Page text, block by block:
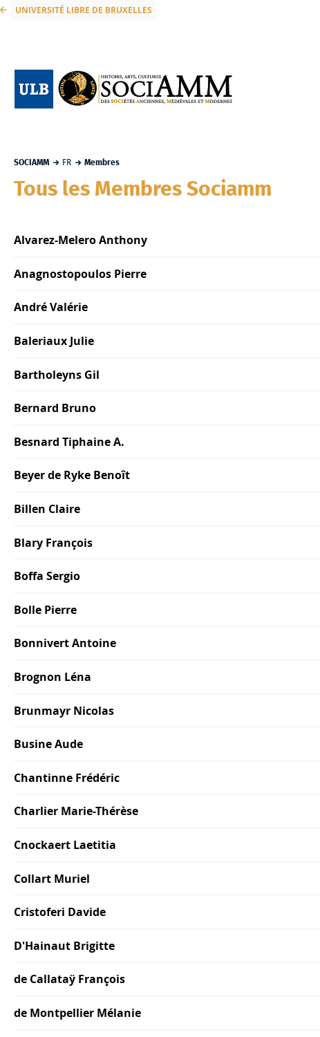
UNIVERSITÉ LIBRE DE BRUXELLES
SOCIAMM FR Membres
Tous les Membres Sociamm
Alvarez-Melero Anthony
Anagnostopoulos Pierre
André Valérie
Baleriaux Julie
Bartholeyns Gil
Bernard Bruno
Besnard Tiphaine A.
Beyer de Ryke Benoît
Billen Claire
Blary François
Boffa Sergio
Bolle Pierre
Bonnivert Antoine
Brognon Léna
Brunmayr Nicolas
Busine Aude
Chantinne Frédéric
Charlier Marie-Thérèse
Cnockaert Laetitia
Collart Muriel
Cristoferi Davide
D'Hainaut Brigitte
de Callataÿ François
de Montpellier Mélanie